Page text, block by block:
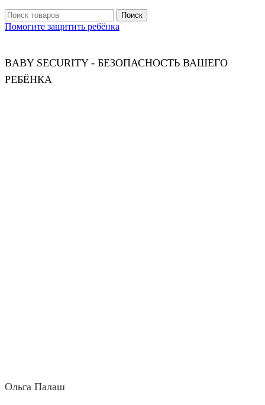
Поиск
Помогите защитить ребёнка
BABY SECURITY - БЕЗОПАСНОСТЬ ВАШЕГО
РЕБЁНКА
Ольга Палаш